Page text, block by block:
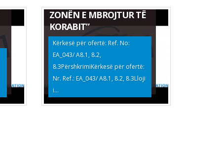
ZONËN E MBROJTUR TË
KORABIT”
Kërkesë për ofertë: Ref. No:
EA_043/ A8.1, 8.2,
8.3PërshkrimiKërkesë për ofertë:
Nr. Ref.: EA_043/ A8.1, 8.2, 8.3Lloji
i...